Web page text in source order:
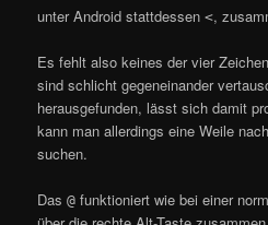
unter Android stattdessen<,
Es fehlt also keines der vier
sind schlicht gegeneinander
herausgefunden, lässt sich damit
kann man allerdings eine Weile
suchen.
Das@ funktioniert wie bei einer